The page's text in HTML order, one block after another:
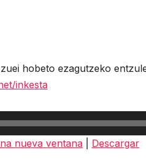
hobeto ezagutzeko
inkesta
nueva ventana Descargar